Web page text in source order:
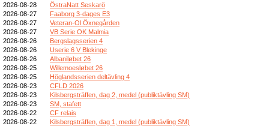
2026-08-28
ÖstraNatt Seskarö
2026-08-27
Faaborg 3-dages E3
2026-08-27
Veteran-Ol Öxnegården
2026-08-27
VB Serie OK Malmia
2026-08-26
Bergslagsserien 4
2026-08-26
Userie 6 V Blekinge
2026-08-26
Albaniløbet 26
2026-08-25
Willemoesløbet 26
2026-08-25
Höglandsserien deltävling 4
2026-08-23
CFLD 2026
2026-08-23
Kilsbergsträffen, dag 2, medel (publiktävling SM)
2026-08-23
SM, stafett
2026-08-22
CF relais
2026-08-22
Kilsbergsträffen, dag 1, medel (publiktävling SM)